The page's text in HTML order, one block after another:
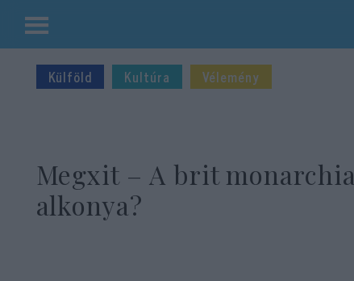
Kilépés
tartalomba
Külföld Kultúra Vélemény
Megxit – A brit monarchia
alkonya?